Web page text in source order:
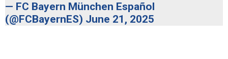
— FC Bayern München Español
(@FCBayernES) June 21, 2025